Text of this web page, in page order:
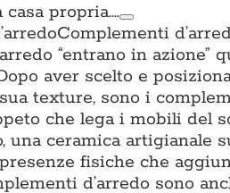
propria.…
Complementi
“entrano in
aver scelto e
texture, sono i
che lega i mobili del
una ceramica artigianale
fisiche che
d’arredo sono